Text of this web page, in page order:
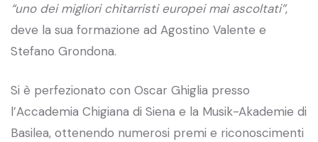
“uno dei migliori chitarristi europei mai ascoltati”,
deve la sua formazione ad Agostino Valente e
Stefano Grondona.
Si è perfezionato con Oscar Ghiglia presso
l’Accademia Chigiana di Siena e la Musik-Akademie di
Basilea, ottenendo numerosi premi e riconoscimenti